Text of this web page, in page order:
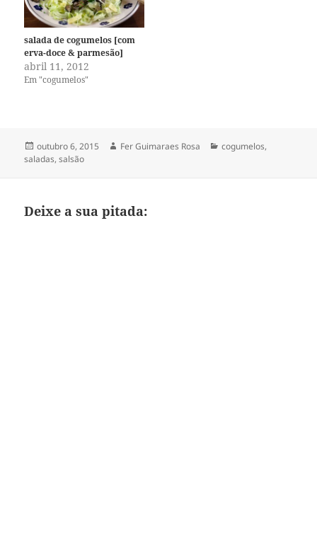
salada de cogumelos [com
erva-doce & parmesão]
abril 11, 2012
Em "cogumelos"
Publicado
em
outubro 6, 2015 Autor
Fer Guimaraes Rosa Categorias
cogumelos,
saladas,salsão
Deixe a sua pitada: